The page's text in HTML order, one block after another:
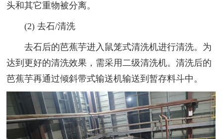
头和其它重物被分离。
(2) 去石/清洗
去石后的芭蕉芋进入鼠笼式清洗机进行清洗。为
达到更好的清洗效果，需采用二级清洗机。清洗后的
芭蕉芋再通过倾斜带式输送机输送到暂存料斗中。